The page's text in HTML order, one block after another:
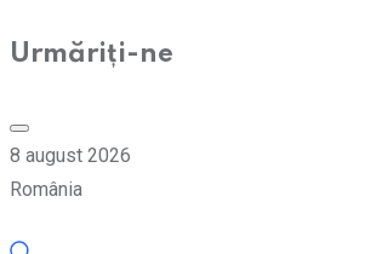
Urmăriți-ne
8 august 2026
România